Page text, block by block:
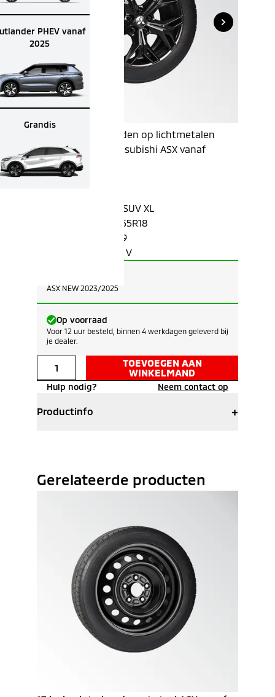
Dunlop winterbanden op lichtmetalen
velgen voor uw Mitsubishi ASX vanaf
modeljaar 2024.
Type: Winter SPT 5 SUV XL
Bandenmaat: 215/55R18
Draagvermogen: 99
Snelheidssymbool: V
ASX NEW 2023/2025
Op voorraad
Voor 12 uur besteld, binnen 4 werkdagen geleverd bij
je dealer.
TOEVOEGEN AAN
WINKELMAND
Hulp nodig? Neem contact op
Productinfo +
Gerelateerde producten
PHEV vanaf
2025
Grandis